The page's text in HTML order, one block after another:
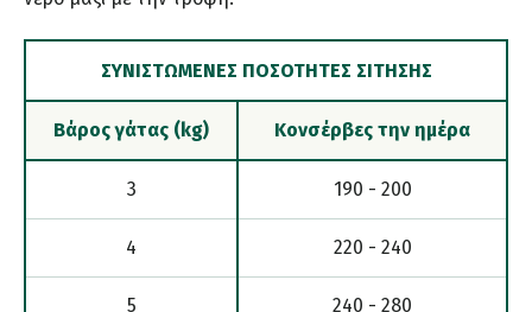
ΣΥΝΙΣΤΏΜΕΝΕΣ ΠΟΣΌΤΗΤΕΣ ΣΊΤΗΣΗΣ
Βάρος γάτας (kg) Κονσέρβες την ημέρα
3 190 - 200
4 220 - 240
5 240 - 280